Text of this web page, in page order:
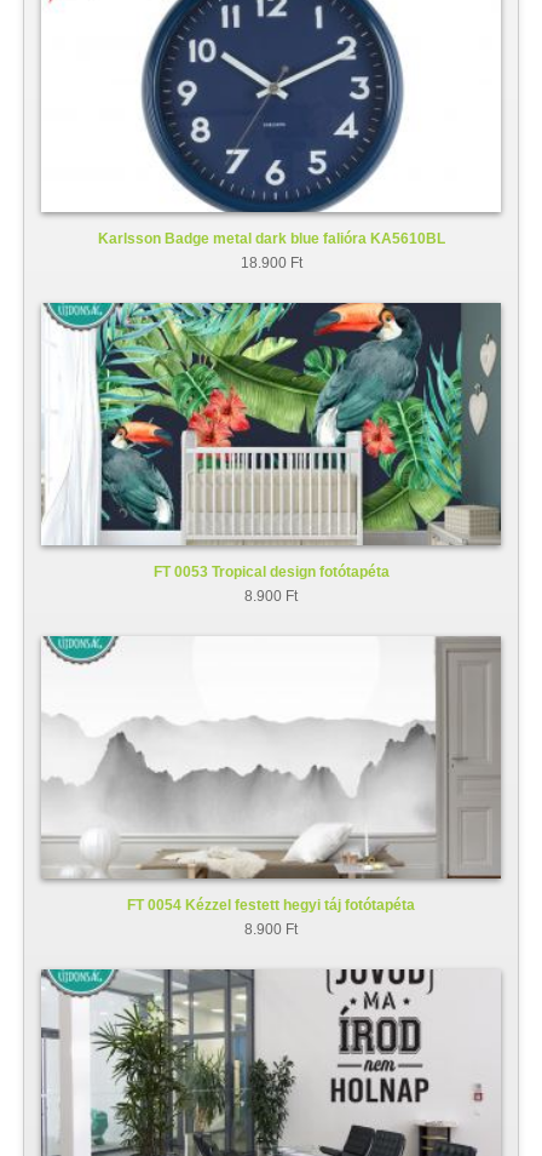
Karlsson Badge metal dark blue falióra KA5610BL
18.900 Ft
FT 0053 Tropical design fotótapéta
8.900 Ft
FT 0054 Kézzel festett hegyi táj fotótapéta
8.900 Ft